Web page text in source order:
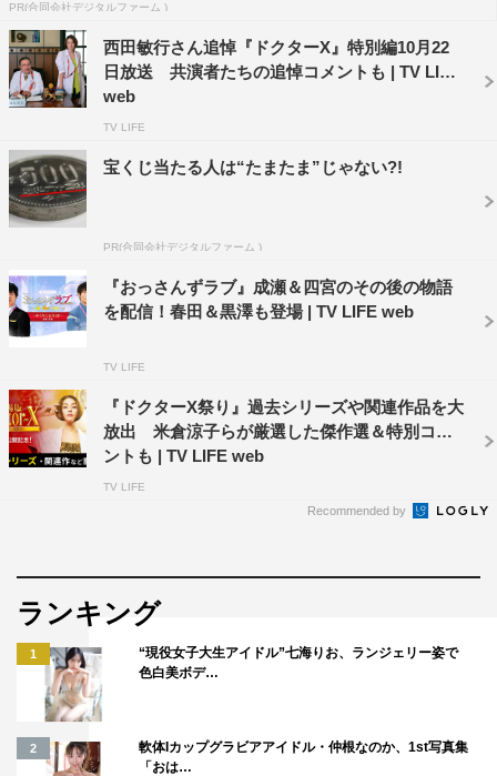
PR(合同会社デジタルファーム )
西田敏行さん追悼『ドクターX』特別編10月22
日放送 共演者たちの追悼コメントも | TV LIFE
web
TV LIFE
宝くじ当たる人は“たまたま”じゃない?!
PR(合同会社デジタルファーム )
『おっさんずラブ』成瀬＆四宮のその後の物語
を配信！春田＆黒澤も登場 | TV LIFE web
TV LIFE
『ドクターX祭り』過去シリーズや関連作品を大
放出 米倉涼子らが厳選した傑作選＆特別コメ
ントも | TV LIFE web
TV LIFE
Recommended by
ランキング
1
“現役女子大生アイドル”七海りお、ランジェリー姿で
色白美ボデ…
2
軟体Iカップグラビアアイドル・仲根なのか、1st写真集
「おは…